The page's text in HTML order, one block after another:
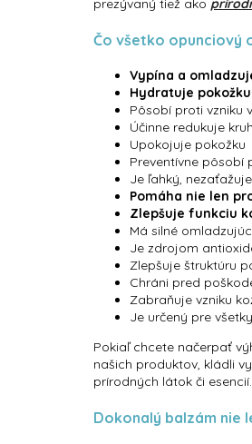
prezývaný tiež ako
Čo všetko opunciový
Vypína a
Hydratuje
Pôsobí proti vzniku
Účinne redukuje
Upokojuje pokožku
Preventívne pôsobí
Je ľahký,
Pomáha nie len
Zlepšuje funkciu
Má silné
Je zdrojom
Zlepšuje štruktúru
Chráni pred
Zabraňuje vzniku
Je určený pre
Pokiaľ chcete načerpať
našich produktov, kládli
prírodných látok či esencií.
Dokonalý balzám nie